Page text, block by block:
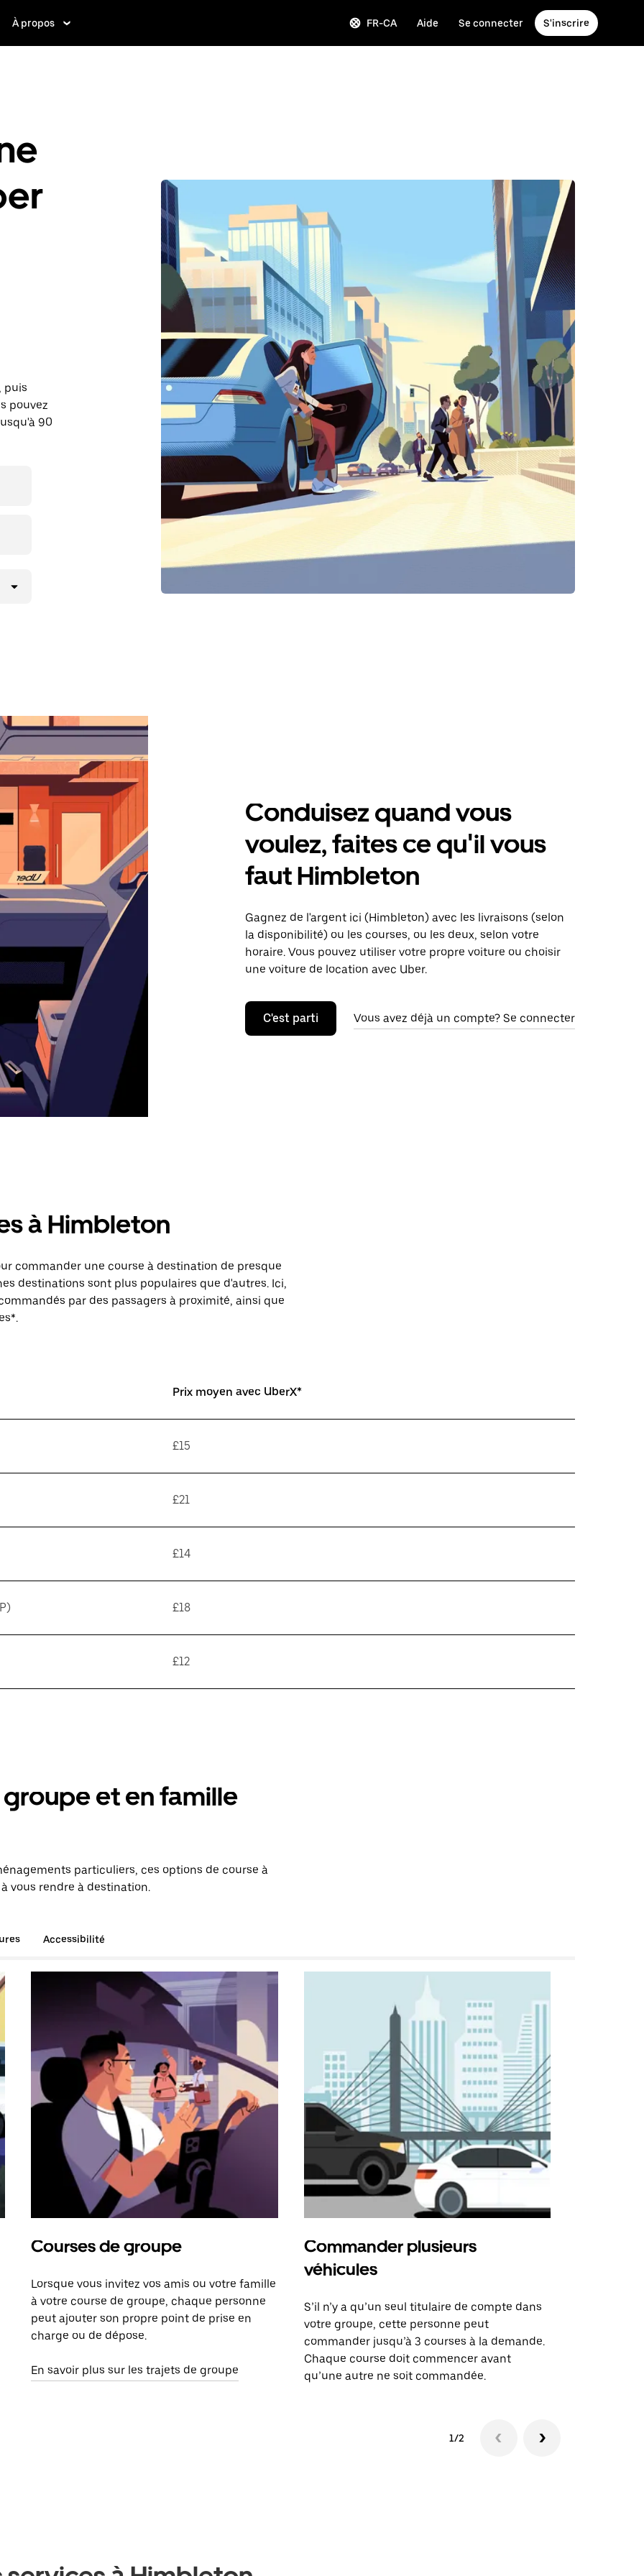
À propos FR-CA Aide Se connecter S'inscrire
puis
pouvez
90
Conduisez quand vous
voulez, faites ce qu'il vous
faut Himbleton
Gagnez de l'argent ici (Himbleton) avec les livraisons (selon
la disponibilité) ou les courses, ou les deux, selon votre
horaire. Vous pouvez utiliser votre propre voiture ou choisir
une voiture de location avec Uber.
C'est parti Vous avez déjà un compte? Se connecter
à Himbleton
commander une course à destination de presque
destinations sont plus populaires que d'autres. Ici,
par des passagers à proximité, ainsi que
Prix moyen avec UberX*
£15
£21
£14
£18
£12
et en famille
particuliers, ces options de course à
vous rendre à destination.
Accessibilité
Courses de groupe
Lorsque vous invitez vos amis ou votre famille
à votre course de groupe, chaque personne
peut ajouter son propre point de prise en
charge ou de dépose.
En savoir plus sur les trajets de groupe
Commander plusieurs
véhicules
S’il n’y a qu’un seul titulaire de compte dans
votre groupe, cette personne peut
commander jusqu’à 3 courses à la demande.
Chaque course doit commencer avant
qu’une autre ne soit commandée.
1/2